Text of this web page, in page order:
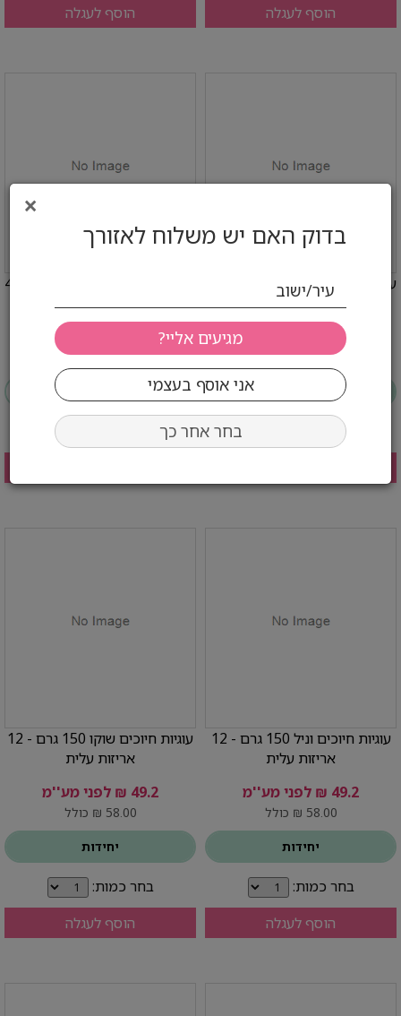
×
בדוק האם יש משלוח לאזורך
עיר/ישוב
בחר אחר כך
הוסף לעגלה הוסף לעגלה
עוגת הבית שוקולד 450 גרם אחוה
9 ₪ לפני מע''מ
10.60 ₪ כולל
יחידות קרטון (8)
בחר כמות:
נשנושי עבאדי מארז 8 יחידות - 40
גרם ליחידה עבאדי
17.20 ₪ כולל
יחידות קרטון (14)
עוגיות חיוכים וניל 150 גרם - 12
אריזות עלית
49.2 ₪ לפני מע''מ
58.00 ₪ כולל
יחידות
בחר כמות:
הוסף לעגלה
עוגיות חיוכים שוקו 150 גרם - 12
אריזות עלית
49.2 ₪ לפני מע''מ
58.00 ₪ כולל
יחידות
בחר כמות:
הוסף לעגלה